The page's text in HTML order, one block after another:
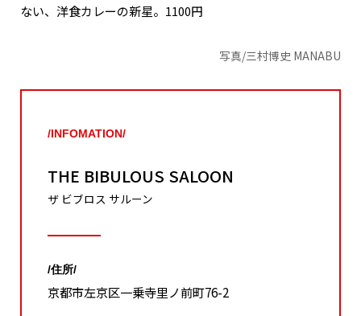
ない、洋食カレーの新星。1100円
写真/三村博史 MANABU
/INFOMATION/
THE BIBULOUS SALOON
ザ ビブロス サルーン
/住所/
京都市左京区一乗寺里ノ前町76-2